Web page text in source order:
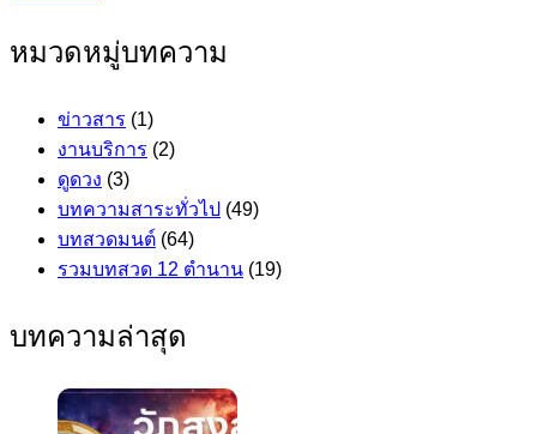
หมวดหมู่บทความ
ข่าวสาร (1)
งานบริการ (2)
ดูดวง (3)
บทความสาระทั่วไป (49)
บทสวดมนต์ (64)
รวมบทสวด 12 ตำนาน (19)
บทความล่าสุด